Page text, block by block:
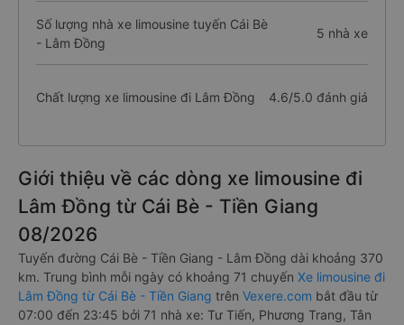
Số lượng nhà xe limousine tuyến Cái Bè
- Lâm Đồng
5 nhà xe
Chất lượng xe limousine đi Lâm Đồng 4.6/5.0 đánh giá
Giới thiệu về các dòng xe limousine đi
Lâm Đồng từ Cái Bè - Tiền Giang
08/2026
Tuyến đường Cái Bè - Tiền Giang - Lâm Đồng dài khoảng 370
km. Trung bình mỗi ngày có khoảng 71 chuyến Xe limousine đi
Lâm Đồng từ Cái Bè - Tiền Giang trên Vexere.com bắt đầu từ
07:00 đến 23:45 bởi 71 nhà xe: Tư Tiến, Phương Trang, Tân